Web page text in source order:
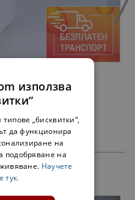
използва
„бисквитки“,
да функционира
на
подобряване на
Научете
тук.